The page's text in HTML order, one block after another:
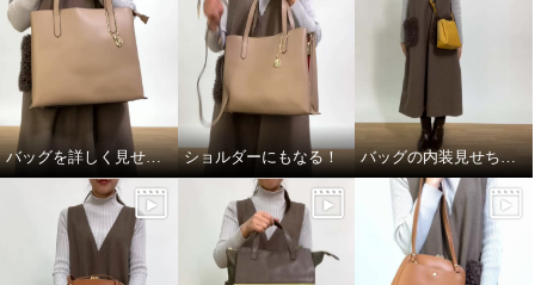
バッグを詳しく見せちゃいます！ ショルダーにもなる！ バッグの内装見せちゃいます！